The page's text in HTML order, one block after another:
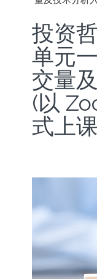
You
投资
单元
交量
(以
式上